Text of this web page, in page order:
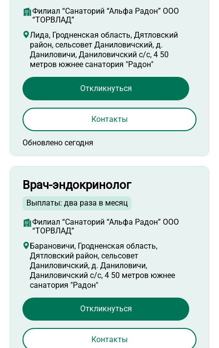
Филиал “Санаторий “Альфа Радон” ООО
“ТОРВЛАД”
Лида, Гродненская область, Дятловский
район, сельсовет Даниловичский, д.
Даниловичи, Даниловичский с/с, 4 50
метров южнее санатория "Радон"
Обновлено сегодня
Откликнуться
Контакты
Врач-эндокринолог
Выплаты: два раза в месяц
Филиал “Санаторий “Альфа Радон” ООО
“ТОРВЛАД”
Барановичи, Гродненская область,
Дятловский район, сельсовет
Даниловичский, д. Даниловичи,
Даниловичский с/с, 4 50 метров южнее
санатория "Радон"
Откликнуться
Контакты